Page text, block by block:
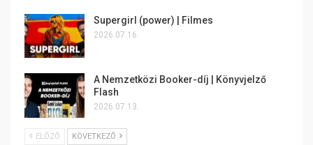
Supergirl (power) | Filmes
2026.07.16.
A Nemzetközi Booker-díj | Könyvjelző
Flash
2026.07.13.
ELŐZŐ KÖVETKEZŐ